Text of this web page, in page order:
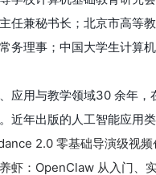
任兼秘书长；北京市高等
务理事；中国大学生计算
应用与教学领域30 余年，
近年出版的人工智能应用
2.0 零基础导演级视
虾：OpenClaw 从入门、